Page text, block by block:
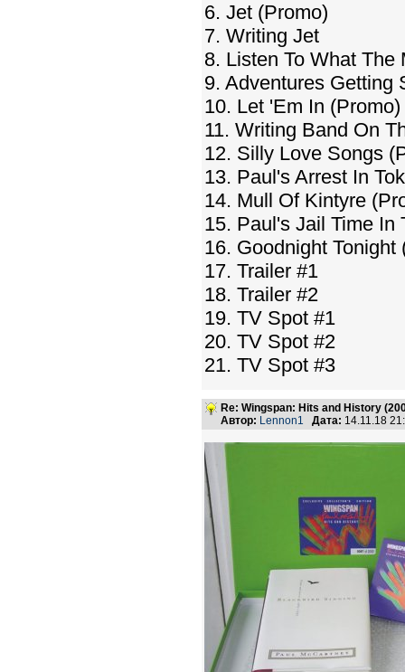
6. Jet (Promo)
7. Writing Jet
8. Listen To What The
9. Adventures Getting
10. Let 'Em In (Promo)
11. Writing Band On
12. Silly Love Songs
13. Paul's Arrest In
14. Mull Of Kintyre
15. Paul's Jail Time In
16. Goodnight Tonight
17. Trailer #1
18. Trailer #2
19. TV Spot #1
20. TV Spot #2
21. TV Spot #3
Re: Wingspan: Hits and History
Автор: Lennon1 Дата: 14.11.18